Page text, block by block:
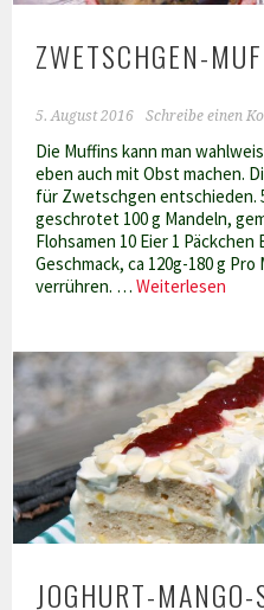
ZWETSCHGEN-
5. August 2016 Schreibe einen
Die Muffins kann man
eben auch mit Obst machen.
für Zwetschgen entschieden.
geschrotet 100 g Mandeln,
Flohsamen 10 Eier 1
Geschmack, ca 120g-180 g
verrühren. …Weiterlesen
Carb
JOGHURT-